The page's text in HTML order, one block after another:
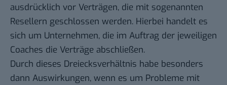
ausdrücklich vor Verträgen, die mit sogenannten
Resellern geschlossen werden. Hierbei handelt es
sich um Unternehmen, die im Auftrag der jeweiligen
Coaches die Verträge abschließen.
Durch dieses Dreiecksverhältnis habe besonders
dann Auswirkungen, wenn es um Probleme mit